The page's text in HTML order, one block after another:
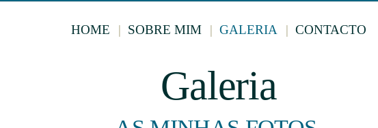
HOME SOBRE MIM GALERIA CONTACTO
Galeria